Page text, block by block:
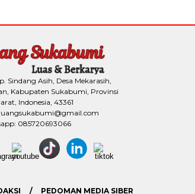
Sindang Asih, Desa Mekarasih,
Kabupaten Sukabumi, Provinsi
Indonesia, 43361
085720693066
PEDOMAN MEDIA SIBER